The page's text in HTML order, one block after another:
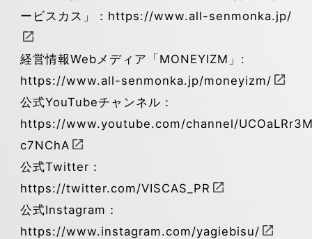
ービスカス」： https://www.all-senmonka.jp/
経営情報Webメディア「MONEYIZM」:
https://www.all-senmonka.jp/moneyizm/
公式YouTubeチャンネル：
https://www.youtube.com/channel/
c7NChA
公式Twitter：
https://twitter.com/VISCAS_PR
公式Instagram：
https://www.instagram.com/yagiebisu/